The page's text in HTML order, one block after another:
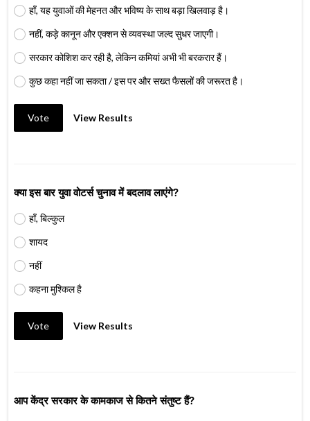
हाँ, यह युवाओं की मेहनत और भविष्य के साथ बड़ा खिलवाड़ है।
नहीं, कड़े कानून और एक्शन से व्यवस्था जल्द सुधर जाएगी।
सरकार कोशिश कर रही है, लेकिन कमियां अभी भी बरकरार हैं।
कुछ कहा नहीं जा सकता / इस पर और सख्त फैसलों की जरूरत है।
Vote View Results
क्या इस बार युवा वोटर्स चुनाव में बदलाव लाएंगे?
हाँ, बिल्कुल
शायद
नहीं
कहना मुश्किल है
Vote View Results
आप केंद्र सरकार के कामकाज से कितने संतुष्ट हैं?